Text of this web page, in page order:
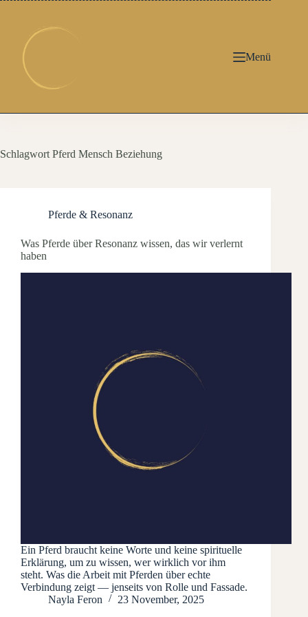
springen
Menü
Schlagwort Pferd Mensch Beziehung
Pferde & Resonanz
Was Pferde über Resonanz wissen, das wir verlernt
haben
Ein Pferd braucht keine Worte und keine spirituelle
Erklärung, um zu wissen, wer wirklich vor ihm
steht. Was die Arbeit mit Pferden über echte
Verbindung zeigt — jenseits von Rolle und Fassade.
Nayla Feron
23 November, 2025